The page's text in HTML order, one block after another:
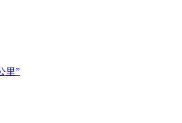
里”